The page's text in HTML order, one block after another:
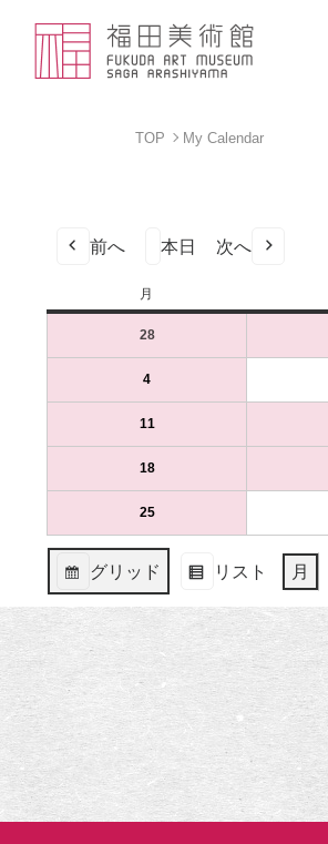
TOP My Calendar
前へ 本日 次へ
月
曜
日
282025
年
月
(1
件
イ
4
年
8
月
4
（月）
件
の
イ
ベ
ト)
112025
年
8
月
（月）
(1
件
の
イ
ト)
182025
年
8
月
18
日
（月）
(1
件
の
イ
ベ
ン
ト)
252025
年
8
月
25
（月）
(1
件
の
イ
ベ
グリッド
表
示
リスト
表
示
月